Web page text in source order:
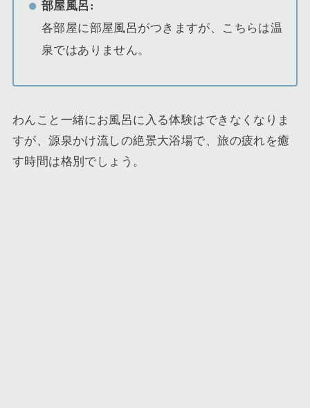
部屋風呂:
各部屋に部屋風呂がつきますが、こちらは温
泉ではありません。
わんこと一緒にお風呂に入る体験はできなくなりま
すが、源泉かけ流しの絶景大浴場で、旅の疲れを癒
す時間は格別でしょう。